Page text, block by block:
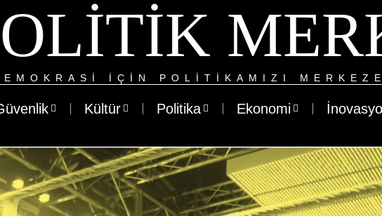
IÇIN POLITIKAMIZI
Kültür Politika Ekonomi